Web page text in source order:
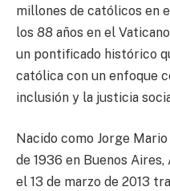
millones de católicos en
los 88 años en el
un pontificado histórico
católica con un enfoque
inclusión y la justicia
Nacido como Jorge
de 1936 en Buenos
el 13 de marzo de 2013